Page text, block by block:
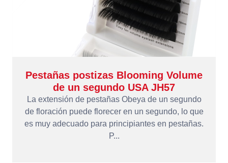
Pestañas postizas Blooming Volume
de un segundo USA JH57
La extensión de pestañas Obeya de un segundo
de floración puede florecer en un segundo, lo que
es muy adecuado para principiantes en pestañas.
P...